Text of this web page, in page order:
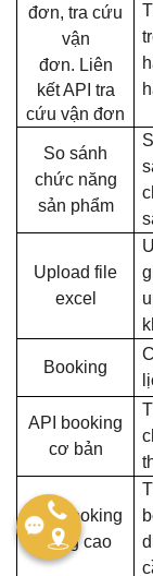
đơn, tra cứu
vận
đơn. Liên
kết API tra
cứu vận đơn
So sánh
chức năng
sản phẩm
Upload file
excel
Booking
API booking
cơ bản
API booking
nâng cao